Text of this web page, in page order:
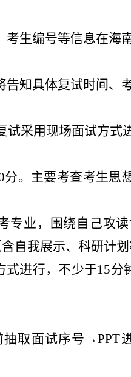
考生编号等信息在海
告知具体复试时间、
采用现场面试方式
。 主要考查考生思
专业，围绕自己攻
自我展示、科研计
式进行，不少于15分
抽取面试序号→PPT